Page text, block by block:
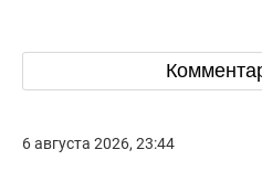
6 августа 2026, 23:44